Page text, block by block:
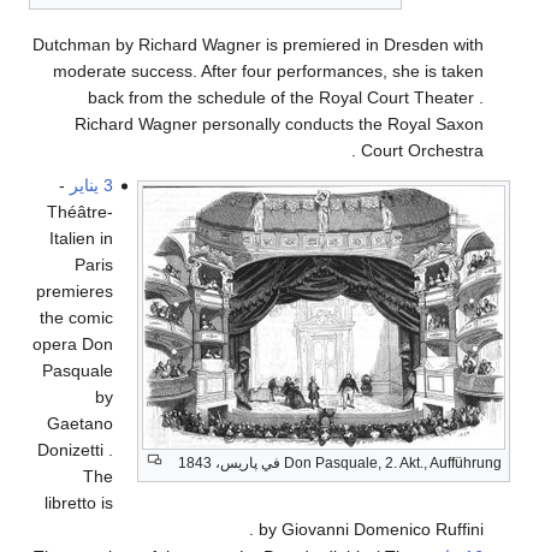
Dutchman by Richard Wagner is premiered in Dresden with
moderate success. After four performances, she is taken
back from the schedule of the Royal Court Theater .
Richard Wagner personally conducts the Royal Saxon
Court Orchestra .
Don Pasquale, 2. Akt., Aufführung في پاريس، 1843
3 يناير
-
Théâtre-
Italien in
Paris
premieres
the comic
opera Don
Pasquale
by
Gaetano
Donizetti .
The
libretto is
by Giovanni Domenico Ruffini .